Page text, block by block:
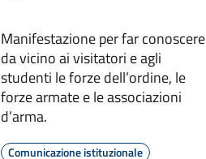
Manifestazione per far conoscere
da vicino ai visitatori e agli
studenti le forze dell’ordine, le
forze armate e le associazioni
d’arma.
Comunicazione istituzionale